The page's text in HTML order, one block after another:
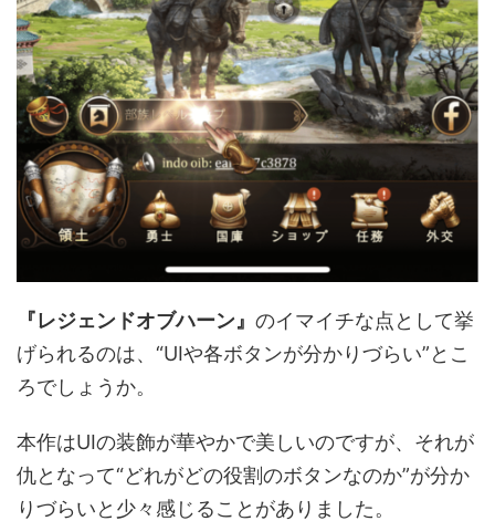
『レジェンドオブハーン』 のイマイチな点として挙
げられるのは、“UIや各ボタンが分かりづらい”とこ
ろでしょうか。
本作はUIの装飾が華やかで美しいのですが、それが
仇となって“どれがどの役割のボタンなのか”が分か
りづらいと少々感じることがありました。